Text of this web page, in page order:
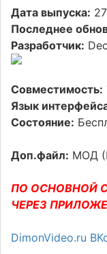
Дата выпуска:
Последнее
Разработчик:
Совместимость:
Язык
Состояние:
Доп.файл: МОД
ПО ОСНОВНОЙ
ЧЕРЕЗ
DimonVideo.ru